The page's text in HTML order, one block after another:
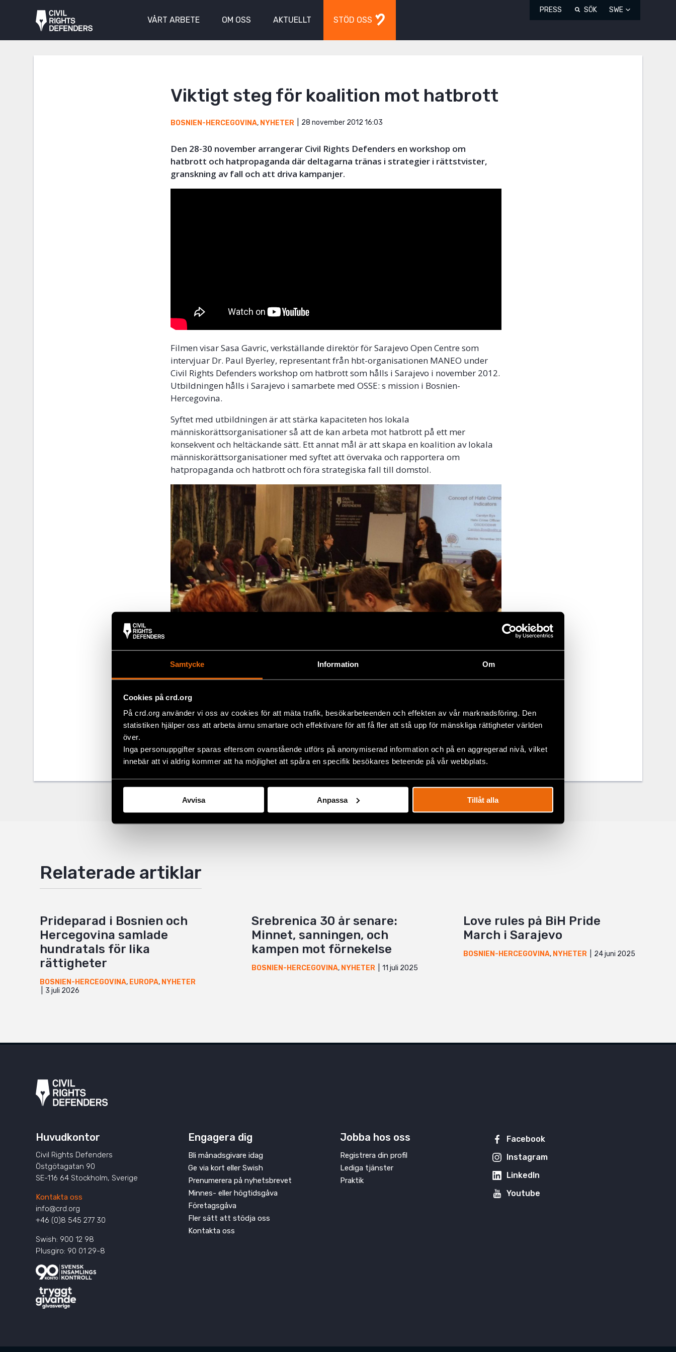
Samtycke Information Om
Cookies på crd.org
På crd.org använder vi oss av cookies för att mäta trafik, besökarbeteenden och effekten av vår marknadsföring. Den
statistiken hjälper oss att arbeta ännu smartare och effektivare för att få fler att stå upp för mänskliga rättigheter världen
över.
Inga personuppgifter sparas eftersom ovanstående utförs på anonymiserad information och på en aggregerad nivå, vilket
innebär att vi aldrig kommer att ha möjlighet att spåra en specifik besökares beteende på vår webbplats.
Avvisa Anpassa Tillåt alla
VÅRT ARBETE OM OSS AKTUELLT STÖD OSS
PRESS SÖK SWE
Viktigt steg för koalition mot hatbrott
BOSNIEN-HERCEGOVINA, NYHETER 28 november 2012 16:03
Den 28-30 november arrangerar Civil Rights Defenders en workshop om
hatbrott och hatpropaganda där deltagarna tränas i strategier i rättstvister,
granskning av fall och att driva kampanjer.
Filmen visar Sasa Gavric, verkställande direktör för Sarajevo Open Centre som
intervjuar Dr. Paul Byerley, representant från hbt-organisationen MANEO under
Civil Rights Defenders workshop om hatbrott som hålls i Sarajevo i november 2012.
Utbildningen hålls i Sarajevo i samarbete med OSSE: s mission i Bosnien-
Hercegovina.
Syftet med utbildningen är att stärka kapaciteten hos lokala
människorättsorganisationer så att de kan arbeta mot hatbrott på ett mer
konsekvent och heltäckande sätt. Ett annat mål är att skapa en koalition av lokala
människorättsorganisationer med syftet att övervaka och rapportera om
hatpropaganda och hatbrott och föra strategiska fall till domstol.
Dela
Twitter
Relaterade artiklar
Prideparad i Bosnien och
Hercegovina samlade
hundratals för lika
rättigheter
BOSNIEN-HERCEGOVINA, EUROPA, NYHETER
3 juli 2026
Srebrenica 30 år senare:
Minnet, sanningen, och
kampen mot förnekelse
BOSNIEN-HERCEGOVINA, NYHETER 11 juli 2025
Love rules på BiH Pride
March i Sarajevo
BOSNIEN-HERCEGOVINA, NYHETER 24 juni 2025
Huvudkontor
Civil Rights Defenders
Östgötagatan 90
SE-116 64 Stockholm, Sverige
Kontakta oss
info@crd.org
+46 (0)8 545 277 30
Swish: 900 12 98
Plusgiro: 90 01 29-8
Engagera dig
Bli månadsgivare idag
Ge via kort eller Swish
Prenumerera på nyhetsbrevet
Minnes- eller högtidsgåva
Företagsgåva
Fler sätt att stödja oss
Kontakta oss
Jobba hos oss
Registrera din profil
Lediga tjänster
Praktik
Facebook
Instagram
LinkedIn
Youtube